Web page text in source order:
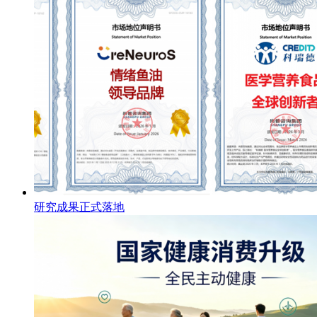
研究成果正式落地